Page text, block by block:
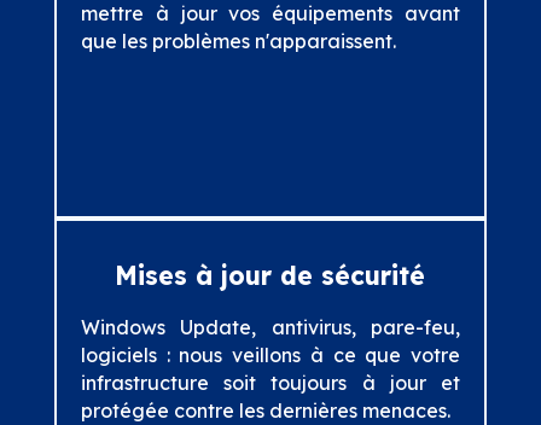
mettre à jour vos équipements avant
que les problèmes n'apparaissent.
Mises à jour de sécurité
Windows Update, antivirus, pare-feu,
logiciels : nous veillons à ce que votre
infrastructure soit toujours à jour et
protégée contre les dernières menaces.